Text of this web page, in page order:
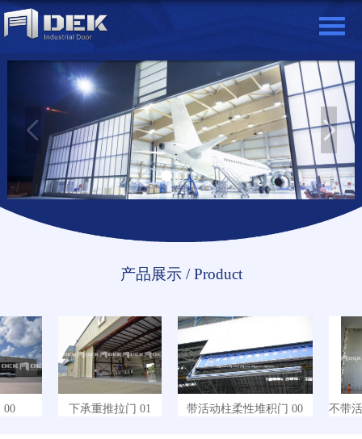
产品展示 / Product
下承重推拉门 01 带活动柱柔性堆积门 00 不带